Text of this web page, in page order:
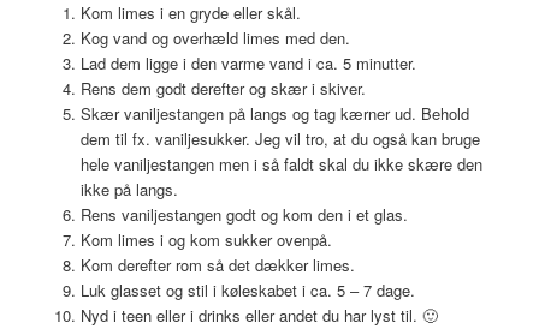
Kom limes i en gryde eller skål.
Kog vand og overhæld limes med den.
Lad dem ligge i den varme vand i ca. 5 minutter.
Rens dem godt derefter og skær i skiver.
Skær vaniljestangen på langs og tag kærner ud. Behold
dem til fx. vaniljesukker. Jeg vil tro, at du også kan bruge
hele vaniljestangen men i så faldt skal du ikke skære den
ikke på langs.
Rens vaniljestangen godt og kom den i et glas.
Kom limes i og kom sukker ovenpå.
Kom derefter rom så det dækker limes.
Luk glasset og stil i køleskabet i ca. 5 – 7 dage.
Nyd i teen eller i drinks eller andet du har lyst til. 🙂